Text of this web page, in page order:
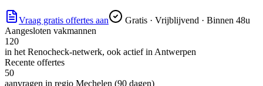
Vraag gratis offertes aan
Gratis · Vrijblijvend · Binnen 48u
Aangesloten vakmannen
120
in het Renocheck-netwerk, ook actief in Antwerpen
Recente offertes
50
aanvragen in regio Mechelen (90 dagen)